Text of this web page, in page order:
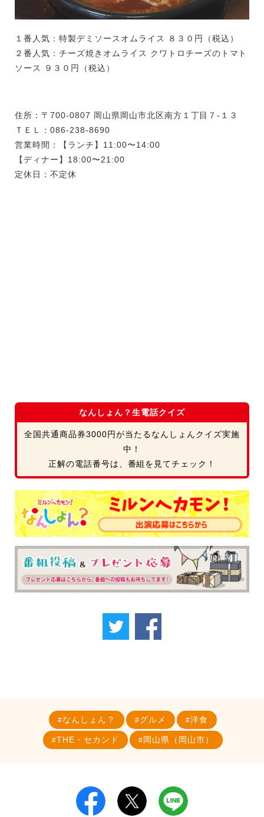
１番人気：特製デミソースオムライス ８３０円（税込）
２番人気：チーズ焼きオムライス クワトロチーズのトマト
ソース ９３０円（税込）
住所：〒700-0807 岡山県岡山市北区南方１丁目７-１３
ＴＥＬ：086-238-8690
営業時間：【ランチ】11:00〜14:00
【ディナー】18:00〜21:00
定休日：不定休
なんしょん？生電話クイズ
全国共通商品券3000円が当たるなんしょんクイズ実施
中！
正解の電話番号は、番組を見てチェック！
なんしょん？ グルメ 洋食
THE・セカンド 岡山県（岡山市）